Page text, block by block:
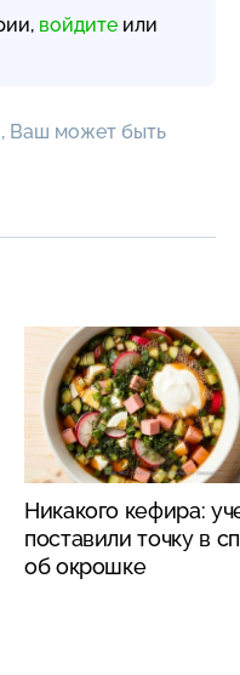
войдите или
Ваш может быть
Никакого кефира:
поставили точку в
об окрошке